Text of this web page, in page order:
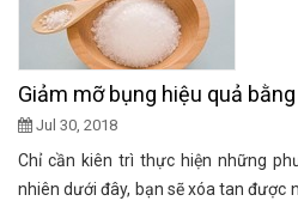
Giảm mỡ bụng hiệu quả
Jul 30, 2018
Chỉ cần kiên trì thực hiện những
nhiên dưới đây, bạn sẽ xóa tan được